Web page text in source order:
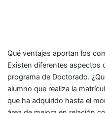
Qué ventajas aportan los
Existen diferentes aspectos
programa de Doctorado.
alumno que realiza la
que ha adquirido hasta el